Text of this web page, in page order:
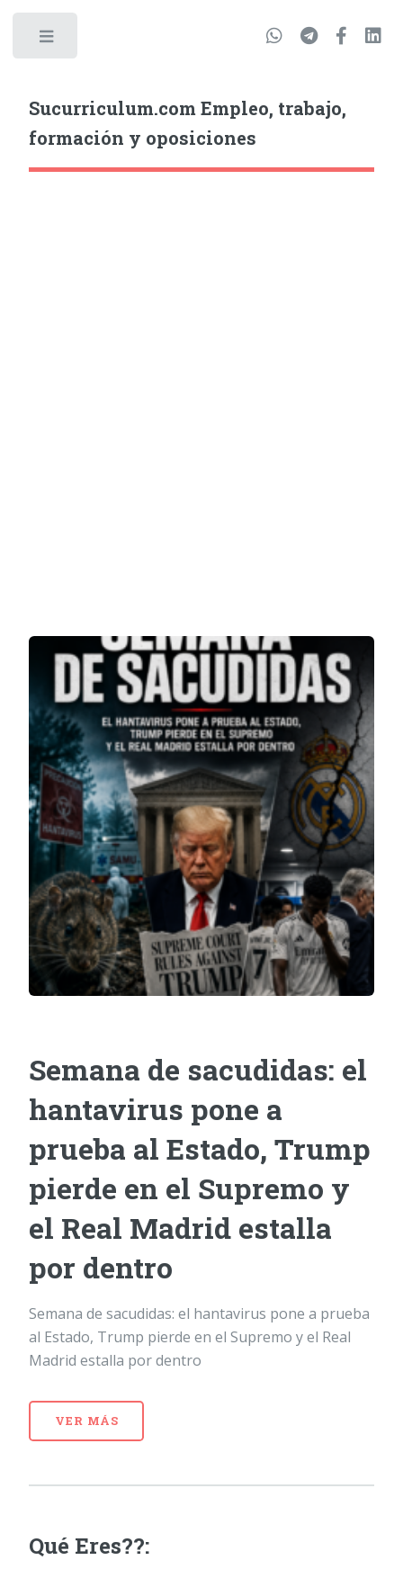
Sucurriculum.com Empleo, trabajo,
formación y oposiciones
Semana de sacudidas: el
hantavirus pone a
prueba al Estado, Trump
pierde en el Supremo y
el Real Madrid estalla
por dentro
Semana de sacudidas: el hantavirus pone a prueba
al Estado, Trump pierde en el Supremo y el Real
Madrid estalla por dentro
VER MÁS
Qué Eres??: